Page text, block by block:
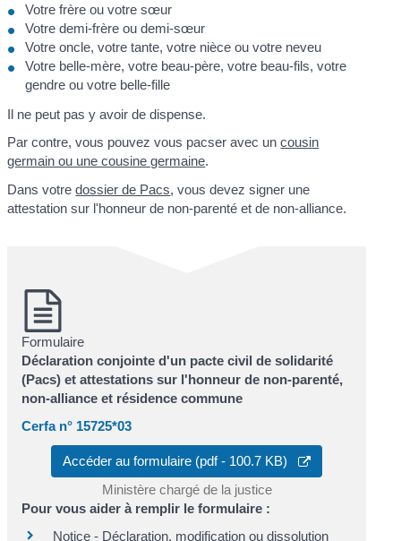
Votre frère ou votre sœur
Votre demi-frère ou demi-sœur
Votre oncle, votre tante, votre nièce ou votre neveu
Votre belle-mère, votre beau-père, votre beau-fils, votre
gendre ou votre belle-fille
Il ne peut pas y avoir de dispense.
Par contre, vous pouvez vous pacser avec uncousin
germain ou une cousine germaine.
Dans votredossier de Pacs, vous devez signer une
attestation sur l'honneur de non-parenté et de non-alliance.
Formulaire
Déclaration conjointe d'un pacte civil de solidarité
(Pacs) et attestations sur l'honneur de non-parenté,
non-alliance et résidence commune
Cerfa n° 15725*03
Accéder au formulaire (pdf - 100.7 KB)
Ministère chargé de la justice
Pour vous aider à remplir le formulaire :
Notice - Déclaration, modification ou dissolution